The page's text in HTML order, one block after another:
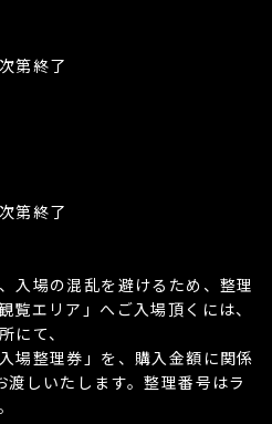
第終了
第終了
入場の混乱を避けるため、整理
覧エリア」へご入場頂くには、
にて、
場整理券」を、購入金額に関係
しいたします。整理番号はラ